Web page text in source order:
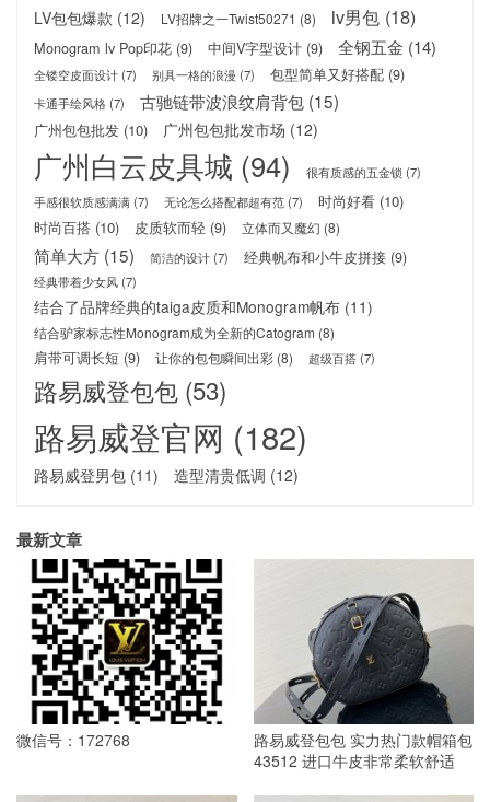
LV包包爆款 (12) LV招牌之一Twist50271 (8) lv男包 (18)
Monogram lv Pop印花 (9) 中间V字型设计 (9) 全钢五金 (14)
全镂空皮面设计(7) 别具一格的浪漫 (7) 包型简单又好搭配 (9)
卡通手绘风格(7) 古驰链带波浪纹肩背包 (15)
广州包包批发 (10) 广州包包批发市场 (12)
广州白云皮具城 (94) 很有质感的五金锁 (7)
手感很软质感满满(7) 无论怎么搭配都超有范(7) 时尚好看 (10)
时尚百搭 (10) 皮质软而轻 (9) 立体而又魔幻 (8)
简单大方 (15) 简洁的设计(7) 经典帆布和小牛皮拼接 (9)
经典带着少女风(7)
结合了品牌经典的taiga皮质和Monogram帆布 (11)
结合驴家标志性Monogram成为全新的Catogram (8)
肩带可调长短 (9) 让你的包包瞬间出彩 (8) 超级百搭(7)
路易威登包包 (53)
路易威登官网 (182)
路易威登男包 (11) 造型清贵低调 (12)
最新文章
微信号：172768
路易威登包包 实力热门款帽箱包
43512 进口牛皮非常柔软舒适